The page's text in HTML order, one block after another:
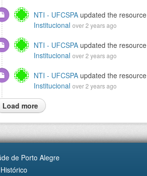
NTI - UFCSPA updated the resource
Institucional over 2 years ago
NTI - UFCSPA updated the resource
Institucional over 2 years ago
NTI - UFCSPA updated the resource
Institucional over 2 years ago
Load more
de Porto Alegre